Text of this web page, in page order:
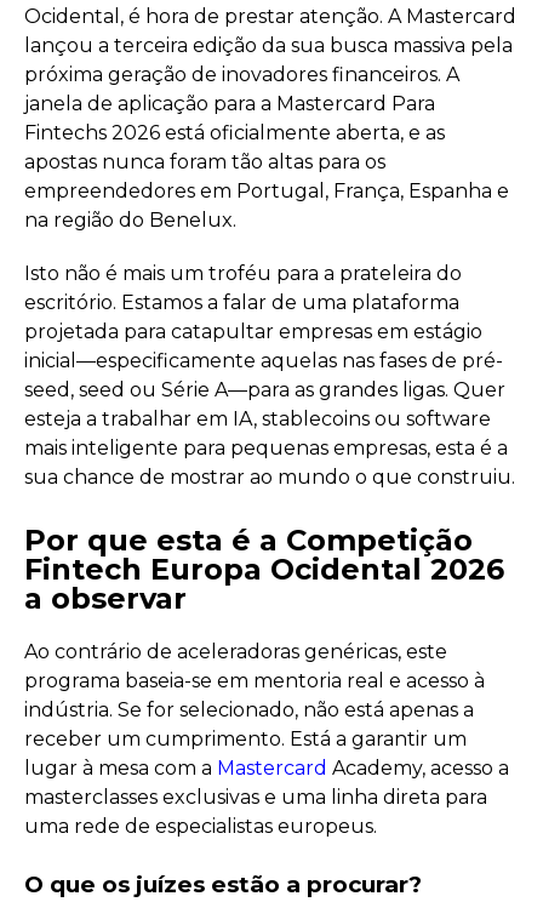
Ocidental, é hora de prestar atenção. A Mastercard
lançou a terceira edição da sua busca massiva pela
próxima geração de inovadores financeiros. A
janela de aplicação para a Mastercard Para
Fintechs 2026 está oficialmente aberta, e as
apostas nunca foram tão altas para os
empreendedores em Portugal, França, Espanha e
na região do Benelux.
Isto não é mais um troféu para a prateleira do
escritório. Estamos a falar de uma plataforma
projetada para catapultar empresas em estágio
inicial—especificamente aquelas nas fases de pré-
seed, seed ou Série A—para as grandes ligas. Quer
esteja a trabalhar em IA, stablecoins ou software
mais inteligente para pequenas empresas, esta é a
sua chance de mostrar ao mundo o que construiu.
Por que esta é a Competição
Fintech Europa Ocidental 2026
a observar
Ao contrário de aceleradoras genéricas, este
programa baseia-se em mentoria real e acesso à
indústria. Se for selecionado, não está apenas a
receber um cumprimento. Está a garantir um
lugar à mesa com a Mastercard Academy, acesso a
masterclasses exclusivas e uma linha direta para
uma rede de especialistas europeus.
O que os juízes estão a procurar?